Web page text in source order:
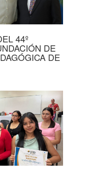
44º
DE
DE